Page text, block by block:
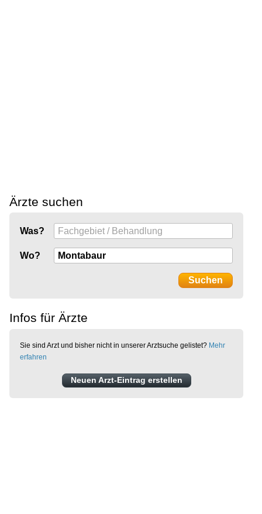
Ärzte suchen
Was?
Wo?
Infos für Ärzte
Sie sind Arzt und bisher nicht in unserer Arztsuche gelistet? Mehr
erfahren
Neuen Arzt-Eintrag erstellen